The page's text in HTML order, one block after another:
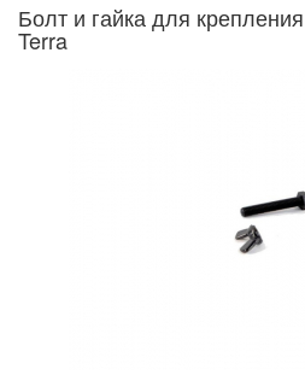
Болт и гайка для
Terra